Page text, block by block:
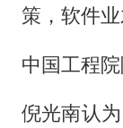
策，软件业
中国工程
倪光南认